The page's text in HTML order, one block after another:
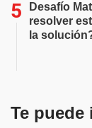
Desafío
resolver
la
Te puede